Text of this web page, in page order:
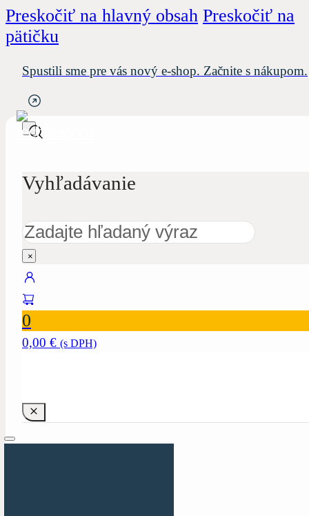
Preskočiť na hlavný obsah Preskočiť na
pätičku
Spustili sme pre vás nový e-shop. Začnite s nákupom.
Vyhľadávanie
Hľadať
×
0
0,00 € (s DPH)